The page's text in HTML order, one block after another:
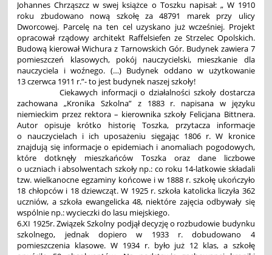
Johannes Chrząszcz w swej książce o Toszku napisał: „ W 1910
roku zbudowano nową szkołę za 48791 marek przy ulicy
Dworcowej. Parcelę na ten cel uzyskano już wcześniej. Projekt
opracował rządowy architekt Raffelsiefen ze Strzelec Opolskich.
Budową kierował Wichura z Tarnowskich Gór. Budynek zawiera 7
pomieszczeń klasowych, pokój nauczycielski, mieszkanie dla
nauczyciela i woźnego. (…) Budynek oddano w użytkowanie
13 czerwca 1911 r.”- to jest budynek naszej szkoły!
Ciekawych informacji o działalności szkoły dostarcza
zachowana „Kronika Szkolna” z 1883 r. napisana w języku
niemieckim przez rektora – kierownika szkoły Felicjana Bittnera.
Autor opisuje krótko historię Toszka, przytacza informacje
o nauczycielach i ich uposażeniu sięgając 1806 r. W kronice
znajdują się informacje o epidemiach i anomaliach pogodowych,
które dotknęły mieszkańców Toszka oraz dane liczbowe
o uczniach i absolwentach szkoły np.: co roku 14-latkowie składali
tzw. wielkanocne egzaminy końcowe i w 1888 r. szkołę ukończyło
18 chłopców i 18 dziewcząt. W 1925 r. szkoła katolicka liczyła 362
uczniów, a szkoła ewangelicka 48, niektóre zajęcia odbywały się
wspólnie np.: wycieczki do lasu miejskiego.
6.XI 1925r. Związek Szkolny podjął decyzję o rozbudowie budynku
szkolnego, jednak dopiero w 1933 r. dobudowano 4
pomieszczenia klasowe. W 1934 r. było już 12 klas, a szkołę